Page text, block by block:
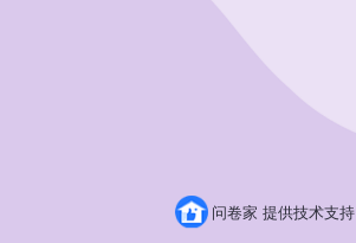
粤ICP备19150304号
问卷家 提供技术支持